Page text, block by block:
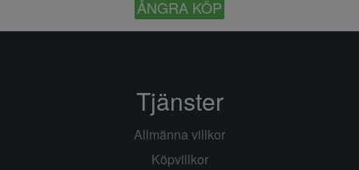
ÅNGRA KÖP
Tjänster
Allmänna villkor
Köpvillkor